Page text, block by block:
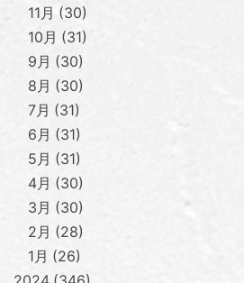
11月
30
10月
31
9月
30
8月
30
7月
31
6月
31
5月
31
4月
30
3月
30
2月
28
1月
26